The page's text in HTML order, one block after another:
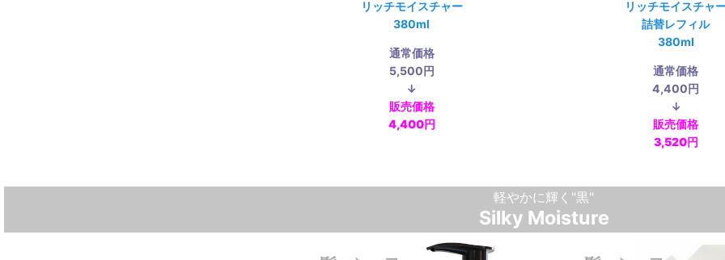
リッチモイスチャー
380ml
通常価格
5,500円
↓
販売価格
4,400円
リッチモイスチャ
詰替レフィル
380ml
通常価格
4,400円
↓
販売価格
3,520円
軽やかに輝く"黒"
Silky Moisture